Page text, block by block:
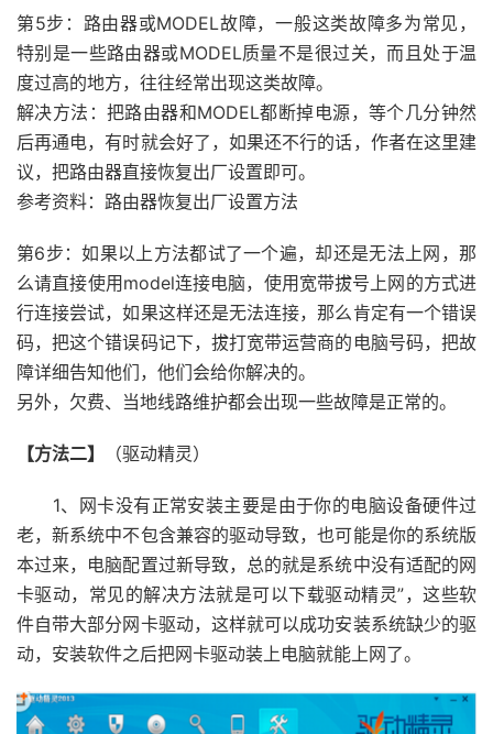
第5步：路由器或MODEL故障，一般这类故障多为常见，
特别是一些路由器或MODEL质量不是很过关，而且处于温
度过高的地方，往往经常出现这类故障。
解决方法：把路由器和MODEL都断掉电源，等个几分钟然
后再通电，有时就会好了，如果还不行的话，作者在这里建
议，把路由器直接恢复出厂设置即可。
参考资料：路由器恢复出厂设置方法
第6步：如果以上方法都试了一个遍，却还是无法上网，那
么请直接使用model连接电脑，使用宽带拔号上网的方式进
行连接尝试，如果这样还是无法连接，那么肯定有一个错误
码，把这个错误码记下，拔打宽带运营商的电脑号码，把故
障详细告知他们，他们会给你解决的。
另外，欠费、当地线路维护都会出现一些故障是正常的。
【方法二】 （驱动精灵）
1、网卡没有正常安装主要是由于你的电脑设备硬件过
老，新系统中不包含兼容的驱动导致，也可能是你的系统版
本过来，电脑配置过新导致，总的就是系统中没有适配的网
卡驱动，常见的解决方法就是可以下载驱动精灵”，这些软
件自带大部分网卡驱动，这样就可以成功安装系统缺少的驱
动，安装软件之后把网卡驱动装上电脑就能上网了。